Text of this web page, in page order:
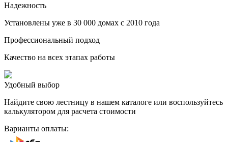
Надежность
Установлены уже в 30 000 домах с 2010 года
Профессиональный подход
Качество на всех этапах работы
Удобный выбор
Найдите свою лестницу в нашем каталоге или воспользуйтесь
калькулятором для расчета стоимости
Варианты оплаты: